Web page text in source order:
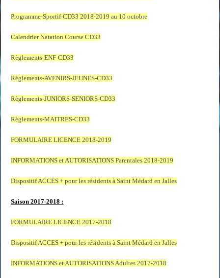
Programme-Sportif-CD33 2018-2019 au 10 octobre
Calendrier Natation Course CD33
Règlements-ENF-CD33
Règlements-AVENIRS-JEUNES-CD33
Règlements-JUNIORS-SENIORS-CD33
Règlements-MAITRES-CD33
FORMULAIRE LICENCE 2018-2019
INFORMATIONS et AUTORISATIONS Parentales 2018-2019
Dispositif ACCES + pour les résidents à Saint Médard en Jalles
Saison 2017-2018 :
FORMULAIRE LICENCE 2017-2018
Dispositif ACCES + pour les résidents à Saint Médard en Jalles
INFORMATIONS et AUTORISATIONS Adultes 2017-2018